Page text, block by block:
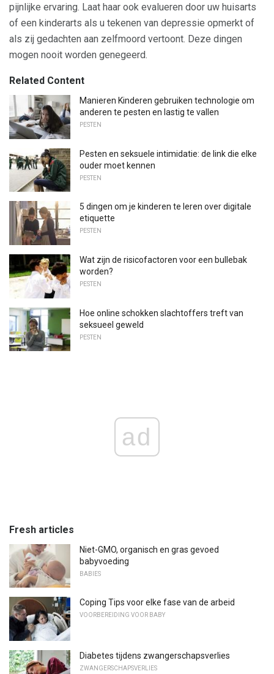
pijnlijke ervaring. Laat haar ook evalueren door uw huisarts
of een kinderarts als u tekenen van depressie opmerkt of
als zij gedachten aan zelfmoord vertoont. Deze dingen
mogen nooit worden genegeerd.
Related Content
Manieren Kinderen gebruiken technologie om
anderen te pesten en lastig te vallen
PESTEN
Pesten en seksuele intimidatie: de link die elke
ouder moet kennen
PESTEN
5 dingen om je kinderen te leren over digitale
etiquette
PESTEN
Wat zijn de risicofactoren voor een bullebak
worden?
PESTEN
Hoe online schokken slachtoffers treft van
seksueel geweld
PESTEN
ad
Fresh articles
Niet-GMO, organisch en gras gevoed
babyvoeding
BABIES
Coping Tips voor elke fase van de arbeid
VOORBEREIDING VOOR BABY
Diabetes tijdens zwangerschapsverlies
ZWANGERSCHAPSVERLIES